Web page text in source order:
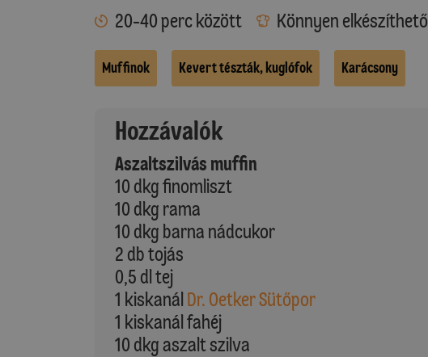
20-40 perc között Könnyen elkészíthető
Muffinok Kevert tészták, kuglófok Karácsony
Hozzávalók
Aszaltszilvás muffin
10 dkg finomliszt
10 dkg rama
10 dkg barna nádcukor
2 db tojás
0,5 dl tej
1 kiskanálDr. Oetker Sütőpor
1 kiskanál fahéj
10 dkg aszalt szilva